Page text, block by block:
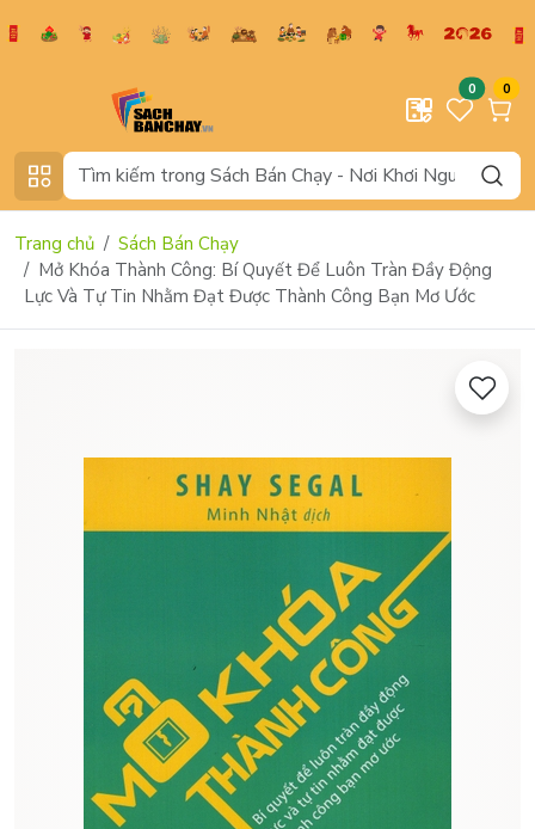
0 0
Trang chủ
Sách Bán Chạy
Mở Khóa Thành Công: Bí Quyết Để Luôn Tràn Đầy Động
Lực Và Tự Tin Nhằm Đạt Được Thành Công Bạn Mơ Ước